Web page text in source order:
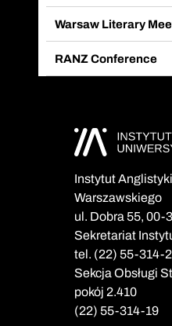
Warsaw Literary
RANZ Conference
Instytut
Warszawskiego
ul. Dobra 55, 00-
Sekretariat
tel. (22) 55-314-
Sekcja Obsługi
pokój 2.410
(22) 55-314-19